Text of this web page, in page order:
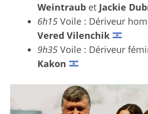
Weintraub et Jackie
6h15 Voile : Dériveur
Vered Vilenchik
9h35 Voile : Dériveur
Kakon